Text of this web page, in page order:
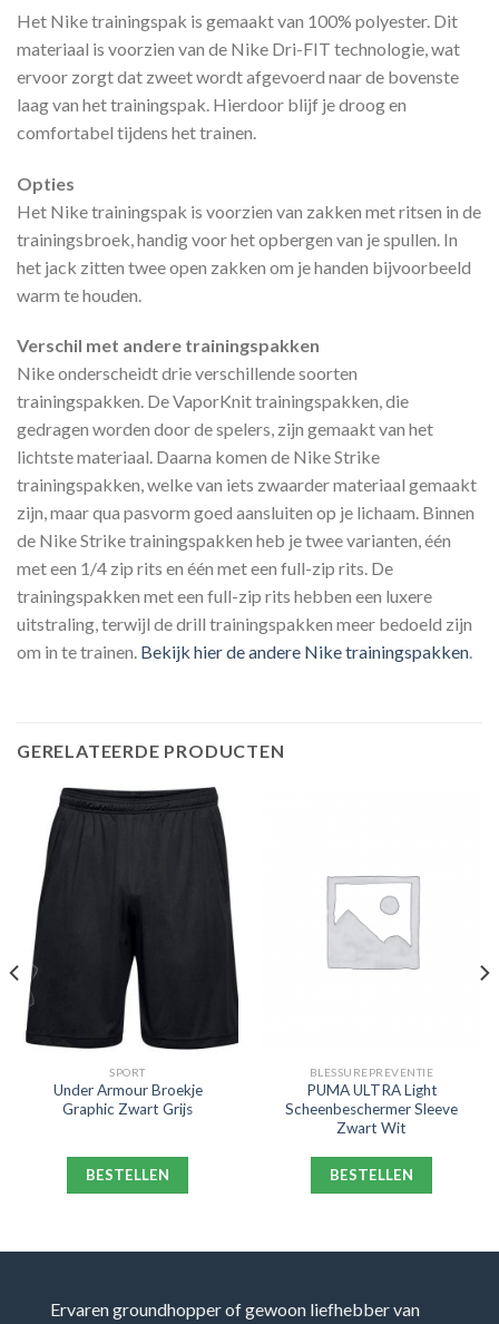
Het Nike trainingspak is gemaakt van 100% polyester. Dit
materiaal is voorzien van de Nike Dri-FIT technologie, wat
ervoor zorgt dat zweet wordt afgevoerd naar de bovenste
laag van het trainingspak. Hierdoor blijf je droog en
comfortabel tijdens het trainen.
Opties
Het Nike trainingspak is voorzien van zakken met ritsen in de
trainingsbroek, handig voor het opbergen van je spullen. In
het jack zitten twee open zakken om je handen bijvoorbeeld
warm te houden.
Verschil met andere trainingspakken
Nike onderscheidt drie verschillende soorten
trainingspakken. De VaporKnit trainingspakken, die
gedragen worden door de spelers, zijn gemaakt van het
lichtste materiaal. Daarna komen de Nike Strike
trainingspakken, welke van iets zwaarder materiaal gemaakt
zijn, maar qua pasvorm goed aansluiten op je lichaam. Binnen
de Nike Strike trainingspakken heb je twee varianten, één
met een 1/4 zip rits en één met een full-zip rits. De
trainingspakken met een full-zip rits hebben een luxere
uitstraling, terwijl de drill trainingspakken meer bedoeld zijn
om in te trainen. Bekijk hier de andere Nike trainingspakken.
GERELATEERDE PRODUCTEN
SPORT
Under Armour Broekje
Graphic Zwart Grijs
BESTELLEN
BLESSUREPREVENTIE
PUMA ULTRA Light
Scheenbeschermer Sleeve
Zwart Wit
BESTELLEN
Ervaren groundhopper of gewoon liefhebber van